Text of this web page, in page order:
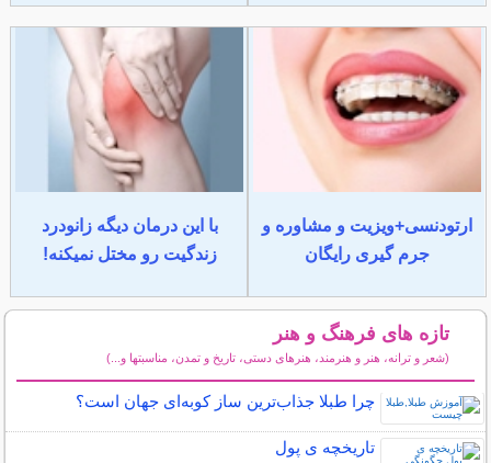
ارتودنسی+ویزیت و مشاوره و
جرم گیری رایگان
با این درمان دیگه زانودرد
زندگیت رو مختل نمیکنه!
تازه های فرهنگ و هنر
(شعر و ترانه، هنر و هنرمند، هنرهای دستی، تاریخ و تمدن، مناسبتها و...)
چرا طبلا جذاب‌ترین ساز کوبه‌ای جهان است؟
تاریخچه ی پول